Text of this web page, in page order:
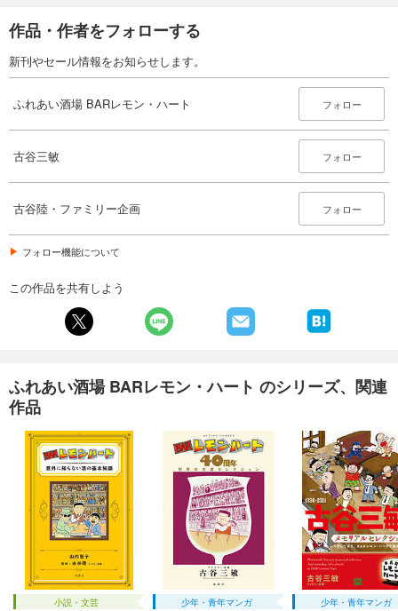
作品・作者をフォローする
新刊やセール情報をお知らせします。
ふれあい酒場 BARレモン・ハート フォロー
古谷三敏 フォロー
古谷陸・ファミリー企画 フォロー
フォロー機能について
この作品を共有しよう
ふれあい酒場 BARレモン・ハート のシリーズ、関連
作品
小説・文芸 少年・青年マンガ 少年・青年マンガ